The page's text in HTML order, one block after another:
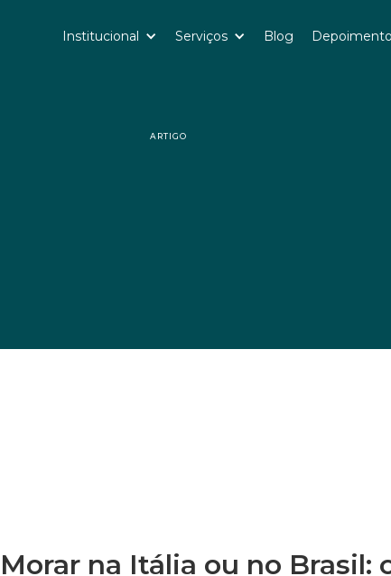
Institucional Serviços Blog
ARTIGO
Morar na Itália ou no Brasil: